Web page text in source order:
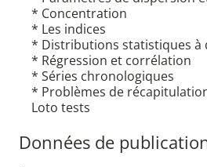
* Concentration
* Les indices
* Distributions statistiques à
* Régression et corrélation
* Séries chronologiques
* Problèmes de
Loto tests
Données de